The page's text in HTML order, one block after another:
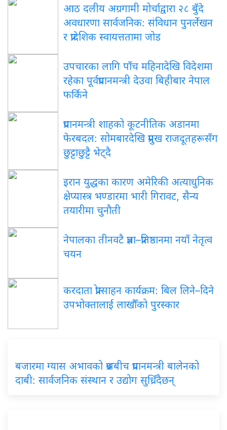
आठ दलीय अग्रगामी मोर्चाद्वारा २८ बुँदे
अवधारणा सार्वजनिक: संविधान पुनर्लेखन
र प्रादेशिक स्वायत्ततामा जोड
उपचारका लागि पाँच महिनादेखि विदेशमा
रहेका पूर्वप्रधानमन्त्री देउवा बिहीबार नेपाल
फर्किने
प्रधानमन्त्री शाहको कूटनीतिक अडानमा
फेरबदल: सोमबारदेखि प्रमुख राजदूतहरूसँग
छुट्टाछुट्टै भेट्दै
इरान युद्धका कारण अमेरिकी अत्याधुनिक
क्षेप्यास्त्र भण्डारमा भारी गिरावट, सैन्य
तयारीमा चुनौती
नेपालका तीनवटै प्रज्ञा–प्रतिष्ठानमा नयाँ नेतृत्व
चयन
करदाता प्रोत्साहन कार्यक्रम: बिल लिने–दिने
उपभोक्तालाई लाखौँको पुरस्कार
बजारमा ग्यास अभावको प्रश्नबीच प्रधानमन्त्री बालेनको
दाबी: सार्वजनिक संस्थान र उद्योग सुध्रिँदैछन्